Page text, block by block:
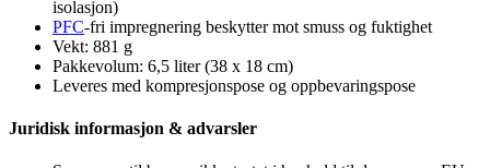
isolasjon)
PFC-fri impregnering beskytter mot smuss og fuktighet
Vekt: 881 g
Pakkevolum: 6,5 liter (38 x 18 cm)
Leveres med kompresjonspose og oppbevaringspose
Juridisk informasjon & advarsler